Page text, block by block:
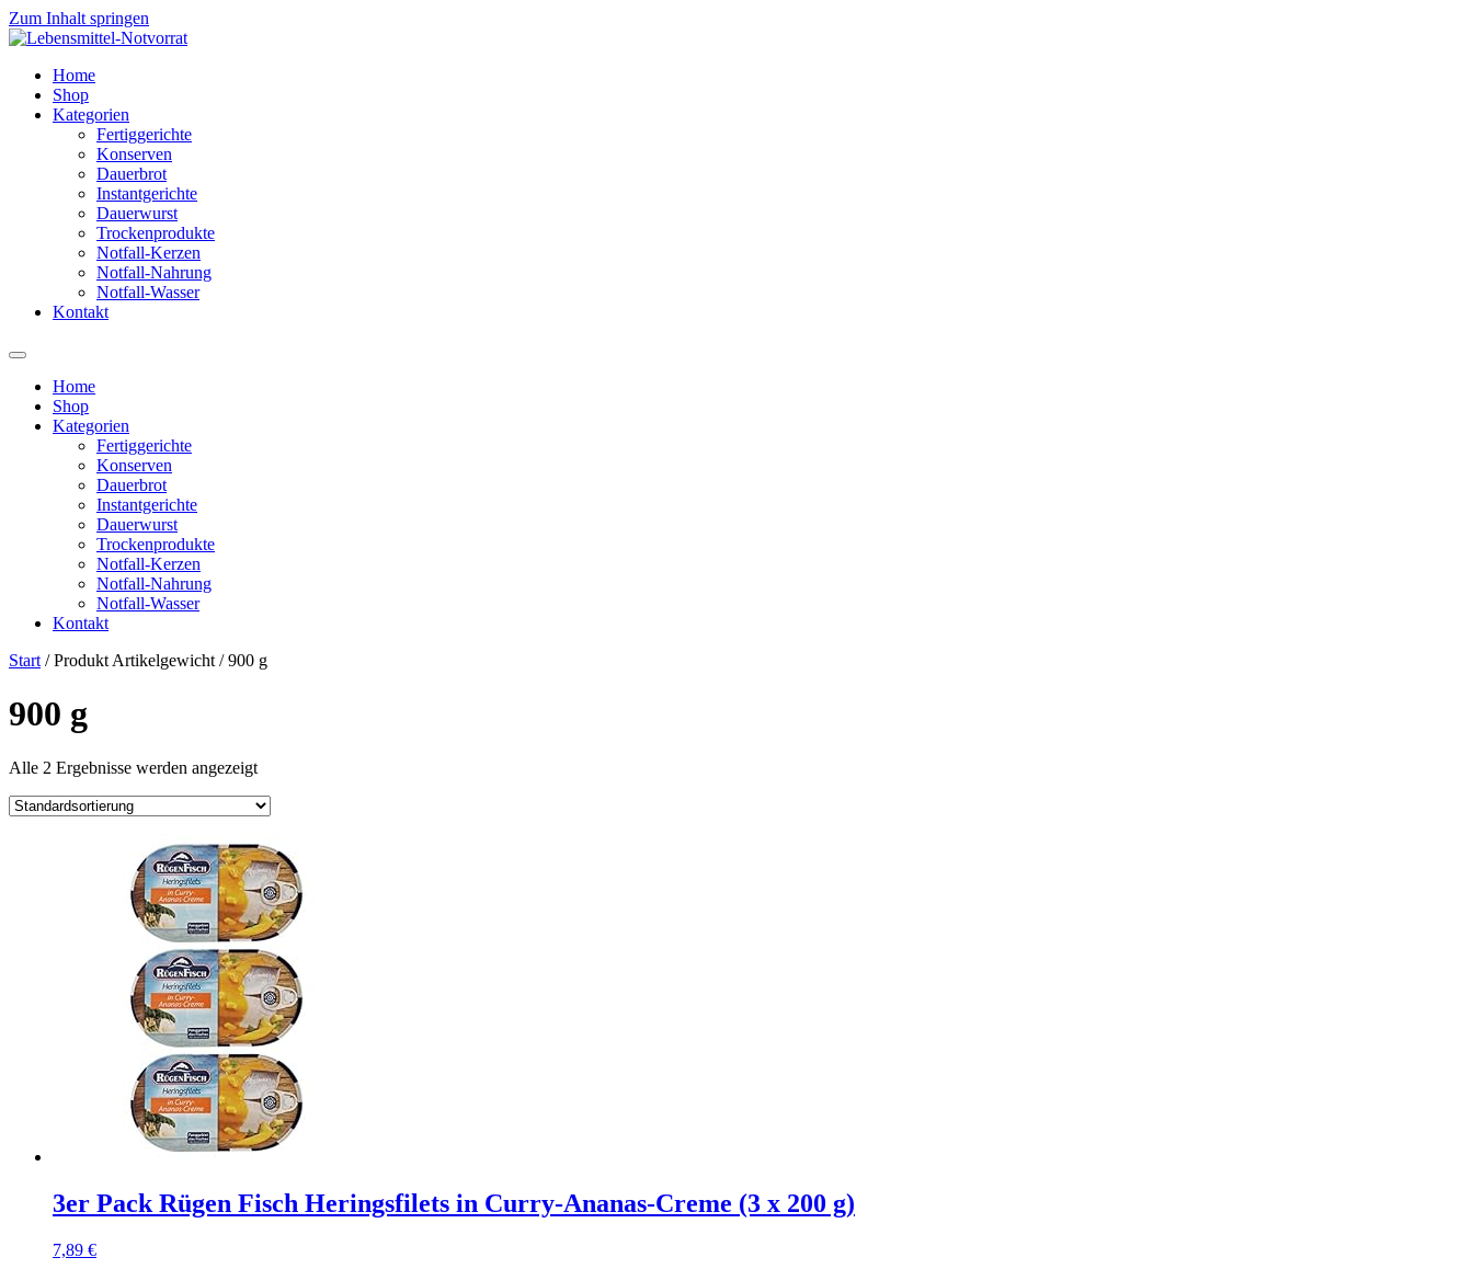
Zum Inhalt springen
Home
Shop
Kategorien
Fertiggerichte
Konserven
Dauerbrot
Instantgerichte
Dauerwurst
Trockenprodukte
Notfall-Kerzen
Notfall-Nahrung
Notfall-Wasser
Kontakt
Home
Shop
Kategorien
Fertiggerichte
Konserven
Dauerbrot
Instantgerichte
Dauerwurst
Trockenprodukte
Notfall-Kerzen
Notfall-Nahrung
Notfall-Wasser
Kontakt
Start / Produkt Artikelgewicht / ‎900 g
‎900 g
Alle 2 Ergebnisse werden angezeigt
3er Pack Rügen Fisch Heringsfilets in Curry-Ananas-Creme (3 x 200 g)
7,89 €